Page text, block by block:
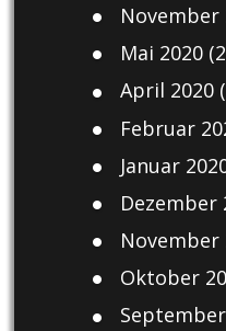
November
Mai 2020
April 2020
Februar
Januar
Dezember
November
Oktober